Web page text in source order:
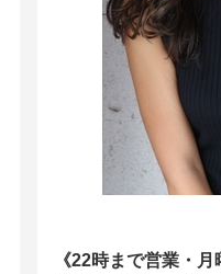
《22時まで営業・